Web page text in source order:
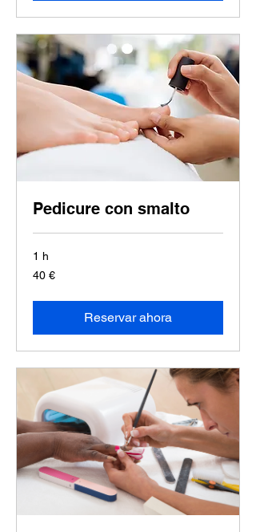
Pedicure con smalto
1 h
40
euros
40 €
Reservar ahora